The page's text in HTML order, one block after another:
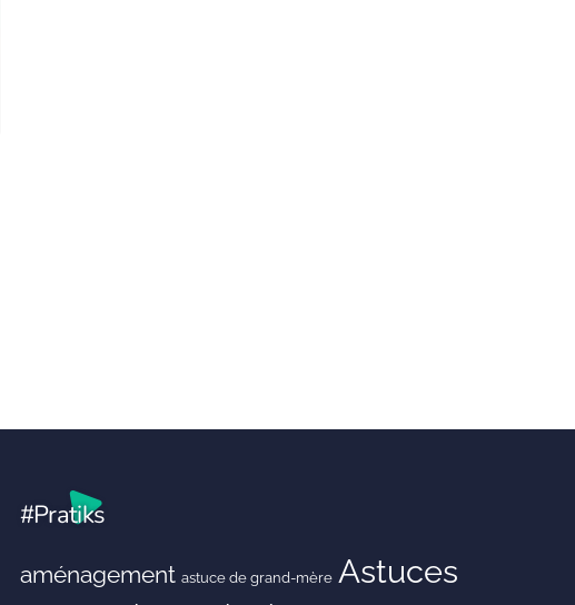
#Pratiks
aménagement astuce de grand-mère Astuces